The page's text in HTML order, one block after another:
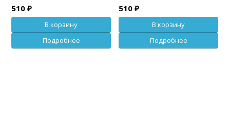
510 ₽
В корзину
Подробнее
510 ₽
В корзину
Подробнее